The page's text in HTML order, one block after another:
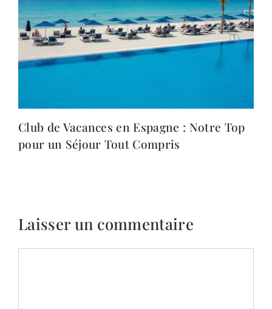
Club de Vacances en Espagne : Notre Top
pour un Séjour Tout Compris
Laisser un commentaire